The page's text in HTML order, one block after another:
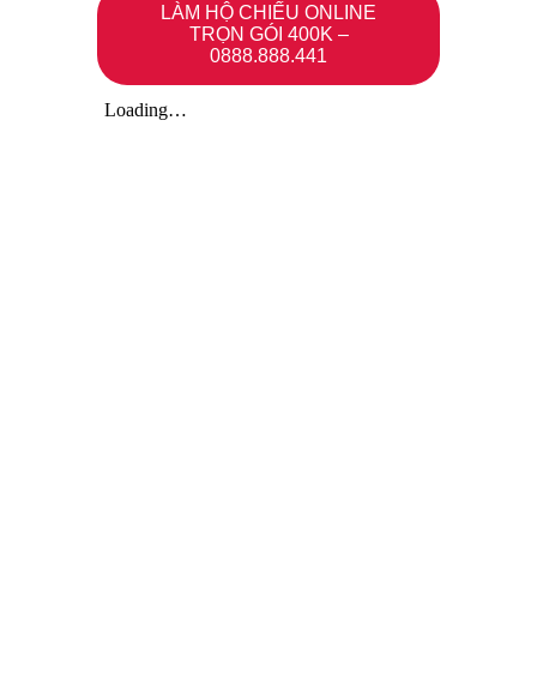
LÀM HỘ CHIẾU ONLINE
TRỌN GÓI 400K –
0888.888.441